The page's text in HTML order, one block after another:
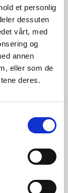
et personlig
dessuten
vårt, med
og
annen
eller som de
deres.